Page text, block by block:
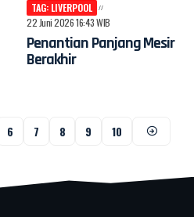
TAG: LIVERPOOL
22 Juni 2026 16:43 WIB
Penantian Panjang Mesir
Berakhir
6 7 8 9 10